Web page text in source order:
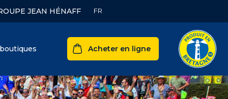
JEAN HÉNAFF
Acheter en ligne